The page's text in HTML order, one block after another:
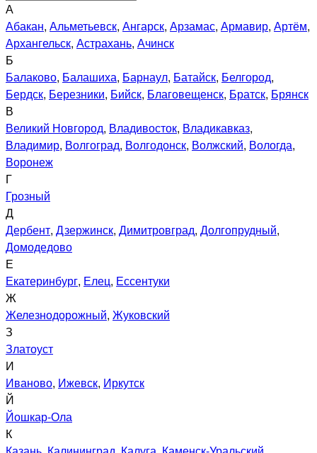
А
Абакан, Альметьевск, Ангарск, Арзамас, Армавир, Артём,
Архангельск, Астрахань, Ачинск
Б
Балаково, Балашиха, Барнаул, Батайск, Белгород,
Бердск, Березники, Бийск, Благовещенск, Братск, Брянск
В
Великий Новгород, Владивосток, Владикавказ,
Владимир, Волгоград, Волгодонск, Волжский, Вологда,
Воронеж
Г
Грозный
Д
Дербент, Дзержинск, Димитровград, Долгопрудный,
Домодедово
Е
Екатеринбург, Елец, Ессентуки
Ж
Железнодорожный, Жуковский
З
Златоуст
И
Иваново, Ижевск, Иркутск
Й
Йошкар-Ола
К